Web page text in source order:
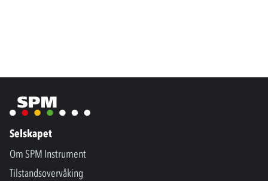
Selskapet
Om SPM Instrument
Tilstandsovervåking